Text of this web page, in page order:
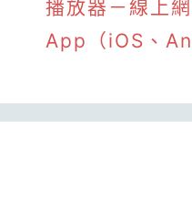
播放器－線上
App（iOS、